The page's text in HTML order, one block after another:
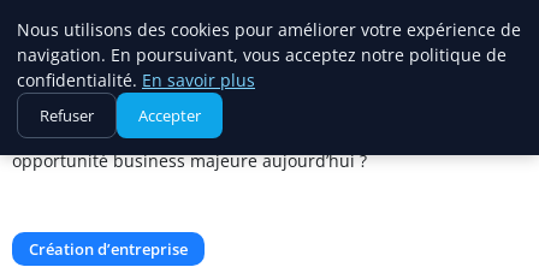
Maadi Gazette
Accueil
Création d’entreprise
Pourquoi l’économie circulaire représente-t-elle une
opportunité business majeure aujourd’hui ?
Création d’entreprise
Nous utilisons des cookies pour améliorer votre expérience de
navigation. En poursuivant, vous acceptez notre politique de
confidentialité. En savoir plus
Refuser Accepter